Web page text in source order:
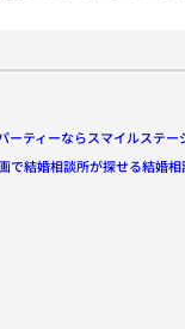
ーティーならスマイルステー
で結婚相談所が探せる結婚